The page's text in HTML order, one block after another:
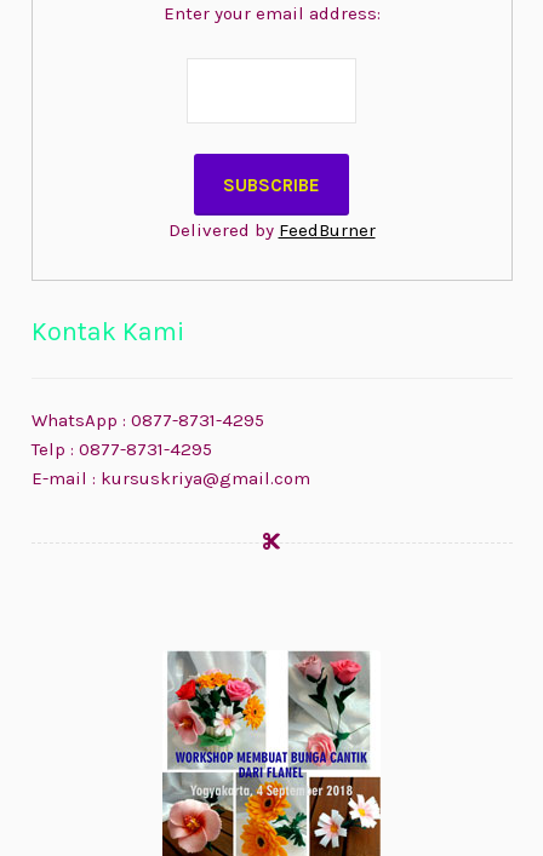
Enter your email address:
Delivered by FeedBurner
Kontak Kami
WhatsApp : 0877-8731-4295
Telp : 0877-8731-4295
E-mail : kursuskriya@gmail.com